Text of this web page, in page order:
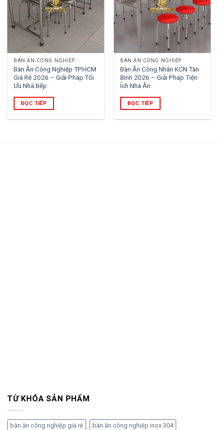
BÀN ĂN CÔNG NGHIỆP
Bàn Ăn Công Nghiệp TPHCM
Giá Rẻ 2026 – Giải Pháp Tối
Ưu Nhà Bếp
ĐỌC TIẾP
BÀN ĂN CÔNG NGHIỆP
Bàn Ăn Công Nhân KCN Tân
Bình 2026 – Giải Pháp Tiện
Ích Nhà Ăn
ĐỌC TIẾP
TỪ KHÓA SẢN PHẨM
bàn ăn công nghiệp giá rẻ bàn ăn công nghiệp inox 304